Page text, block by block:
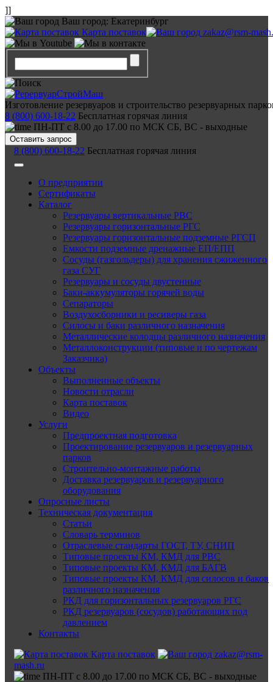
]]
Ваш город: Екатеринбург
Карта поставок
zakaz@rsm-
Изготовление резервуаров и строительство резервуарных
8 (800) 600-18-22 Бесплатная горячая линия
ПН-ПТ с 8.00 до 17.00 по МСК СБ, ВС - выходные
Оставить запрос
8 (800) 600-18-22 Бесплатная горячая линия
О предприятии
Сертификаты
Каталог
Резервуары вертикальные РВС
Резервуары горизонтальные РГС
Резервуары горизонтальные подземные РГСП
Емкости подземные дренажные ЕП/ЕПП
Сосуды (газгольдеры) для хранения сжиженного
газа СУГ
Резервуары и сосуды двустенные
Баки-аккумуляторы горячей воды
Сепараторы
Воздухосборники и ресиверы газа
Силосы и баки различного назначения
Металлические колодцы различного назначения
Металлоконструкции (типовые и по чертежам
Заказчика)
Объекты
Выполненные объекты
Новости отрасли
Карта поставок
Видео
Услуги
Предпроектная подготовка
Проектирование резервуаров и резервуарных
парков
Строительно-монтажные работы
Доставка резервуаров и резервуарного
оборудования
Опросные листы
Техническая документация
Статьи
Словарь терминов
Отраслевые стандарты ГОСТ, ТУ, СНИП
Типовые проекты КМ, КМД для РВС
Типовые проекты КМ, КМД для БАГВ
Типовые проекты КМ, КМД для силосов и баков
различного назначения
РКД для горизонтальных резервуаров РГС
РКД резервуаров (сосудов) работающих под
давлением
Контакты
Карта поставок
zakaz@rsm-
mash.ru
ПН-ПТ с 8.00 до 17.00 по МСК СБ, ВС - выходные